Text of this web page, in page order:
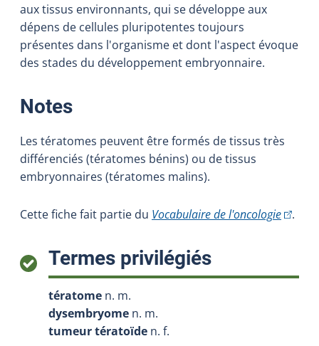
aux tissus environnants, qui se développe aux
dépens de cellules pluripotentes toujours
présentes dans l'organisme et dont l'aspect évoque
des stades du développement embryonnaire.
Notes:
Les tératomes peuvent être formés de tissus très
différenciés (tératomes bénins) ou de tissus
embryonnaires (tératomes malins).
Cette fiche fait partie du Vocabulaire de l'oncologie(Cet
.
Termes privilégiés:
tératome n. m.
dysembryome n. m.
tumeur tératoïde n. f.